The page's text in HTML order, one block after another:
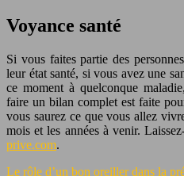
Voyance santé
Si vous faites partie des
leur état santé, si vous avez une
ce moment à quelconque
faire un bilan complet est faite
vous saurez ce que vous allez
mois et les années à venir.
prive.com.
Le rôle d’un bon oreiller dans la